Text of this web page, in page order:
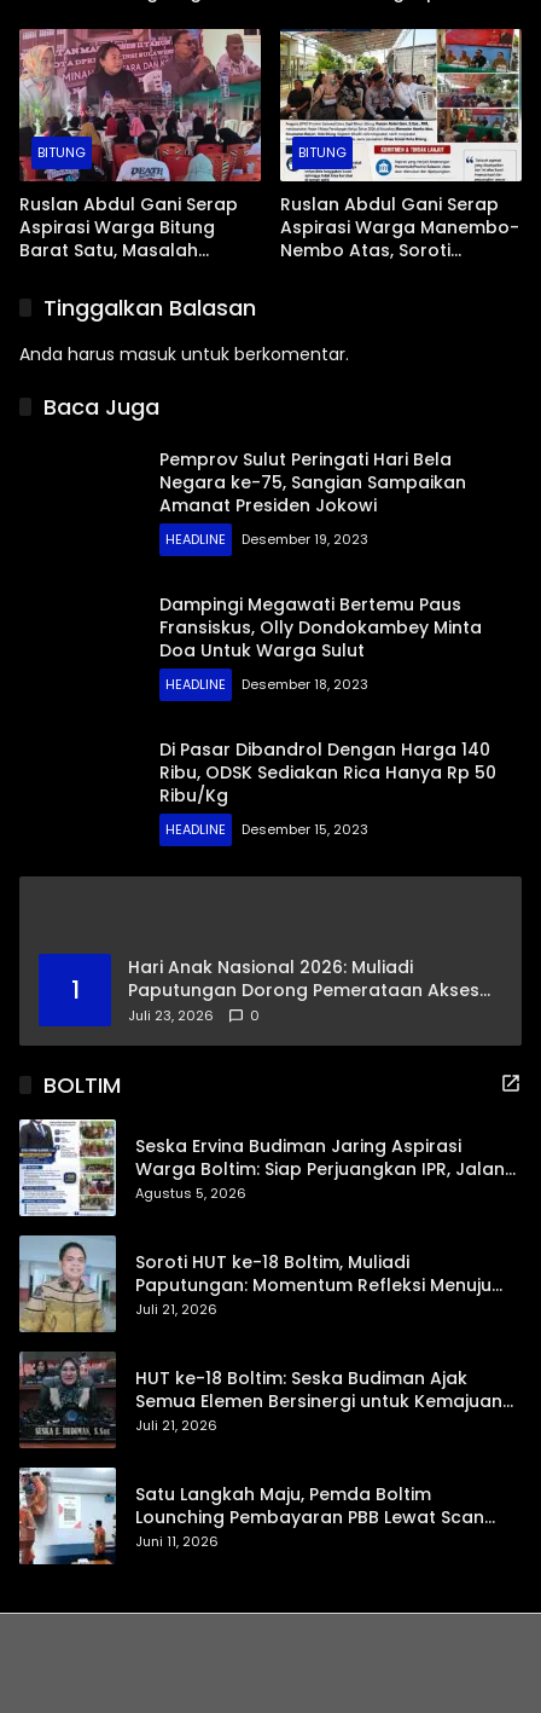
BITUNG
Ruslan Abdul Gani Serap
Aspirasi Warga Bitung
Barat Satu, Masalah
Jadi Prioritas
BITUNG
Ruslan Abdul Gani Serap
Aspirasi Warga Manembo-
Nembo Atas, Soroti
Tinggalkan Balasan
Anda harus masuk untuk berkomentar.
Baca Juga
Pemprov Sulut Peringati Hari Bela
Negara ke-75, Sangian Sampaikan
Amanat Presiden Jokowi
HEADLINE Desember 19, 2023
Dampingi Megawati Bertemu Paus
Fransiskus, Olly Dondokambey Minta
Doa Untuk Warga Sulut
HEADLINE Desember 18, 2023
Di Pasar Dibandrol Dengan Harga 140
Ribu, ODSK Sediakan Rica Hanya Rp 50
Ribu/Kg
HEADLINE Desember 15, 2023
1
Hari Anak Nasional 2026: Muliadi
Paputungan Dorong Pemerataan Akses
Pendidikan dan Proteksi Digital Anak Sulut
Juli 23, 2026 0
BOLTIM
Seska Ervina Budiman Jaring Aspirasi
Warga Boltim: Siap Perjuangkan IPR, Jalan
Trans, hingga Pemasaran UMKM
Agustus 5, 2026
Soroti HUT ke-18 Boltim, Muliadi
Paputungan: Momentum Refleksi Menuju
Daerah Mandiri dan Berdaya Saing
Juli 21, 2026
HUT ke-18 Boltim: Seska Budiman Ajak
Semua Elemen Bersinergi untuk Kemajuan
Daerah
Juli 21, 2026
Satu Langkah Maju, Pemda Boltim
Lounching Pembayaran PBB Lewat Scan
Qris
Juni 11, 2026